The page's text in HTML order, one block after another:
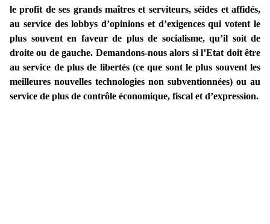
le profit de ses grands maîtres et serviteurs, séides et affidés,
au service des lobbys d’opinions et d’exigences qui votent le
plus souvent en faveur de plus de socialisme, qu’il soit de
droite ou de gauche. Demandons-nous alors si l’Etat doit être
au service de plus de libertés (ce que sont le plus souvent les
meilleures nouvelles technologies non subventionnées) ou au
service de plus de contrôle économique, fiscal et d’expression.